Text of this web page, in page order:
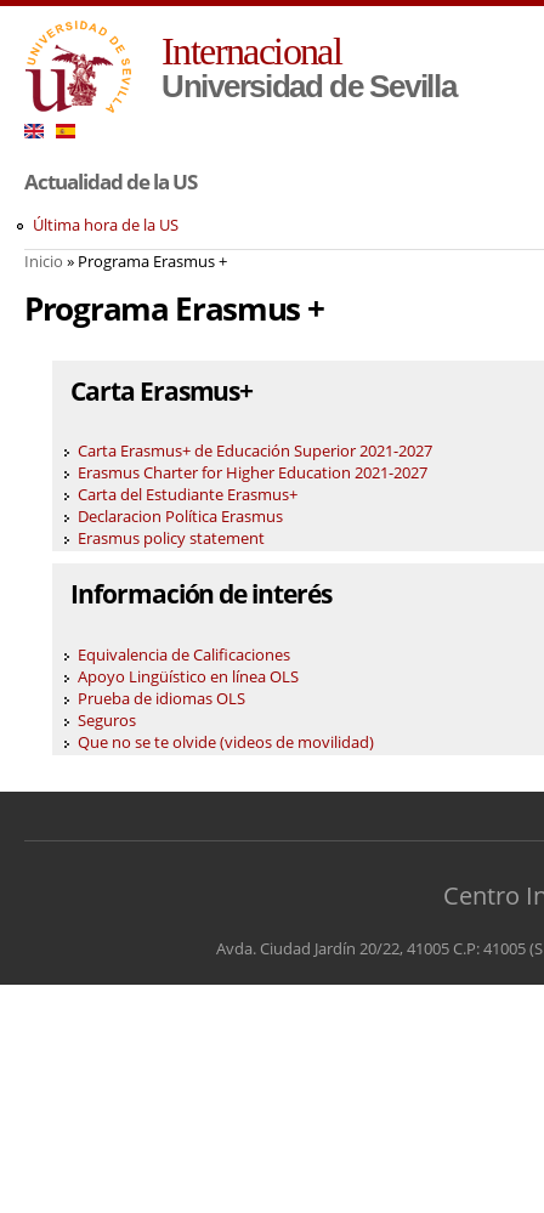
Internacional
Universidad de Sevilla
Actualidad de la US
Última hora de la US
Usted está aquí
Inicio » Programa Erasmus +
Programa Erasmus +
Carta Erasmus+
Carta Erasmus+ de Educación Superior 2021-2027
Erasmus Charter for Higher Education 2021-2027
Carta del Estudiante Erasmus+
Declaracion Política Erasmus
Erasmus policy statement
Información de interés
Equivalencia de Calificaciones
Apoyo Lingüístico en línea OLS
Prueba de idiomas OLS
Seguros
Que no se te olvide (videos de movilidad)
Centro
Avda. Ciudad Jardín 20/22, 41005 C.P: 41005